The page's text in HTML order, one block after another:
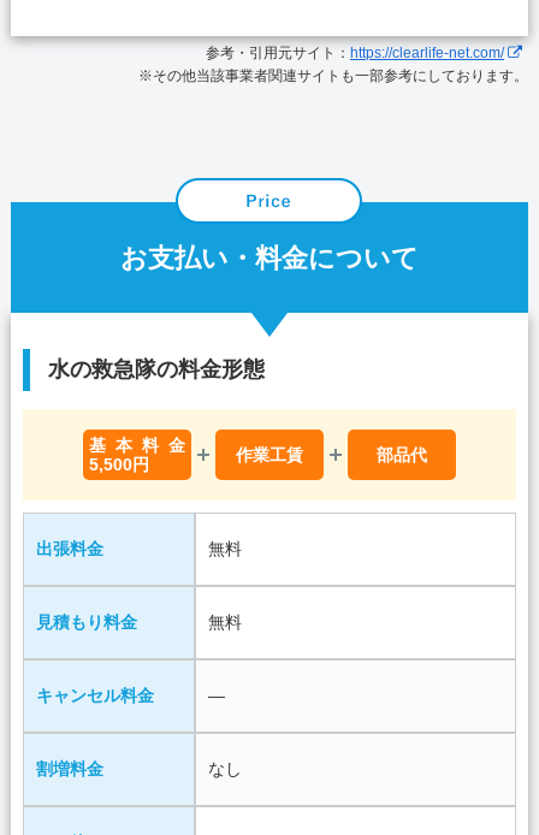
参考・引用元サイト：https://clearlife-net.com/
※その他当該事業者関連サイトも一部参考にしております。
お支払い・料金について
水の救急隊の料金形態
基本料金
5,500円
作業工賃 部品代
出張料金 無料
見積もり料金 無料
キャンセル料金 ―
割増料金 なし